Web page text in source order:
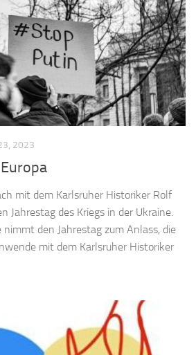
2023
mit dem Karlsruher Historiker Rolf
Jahrestag des Kriegs in der Ukraine.
nimmt den Jahrestag zum Anlass, die
mit dem Karlsruher Historiker